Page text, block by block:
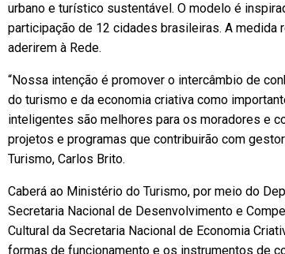
urbano e turístico sustentável. O modelo é
participação de 12 cidades brasileiras. A medida
aderirem à Rede.
“Nossa intenção é promover o intercâmbio de
do turismo e da economia criativa como
inteligentes são melhores para os moradores e
projetos e programas que contribuirão com
Turismo, Carlos Brito.
Caberá ao Ministério do Turismo, por meio do
Secretaria Nacional de Desenvolvimento e
Cultural da Secretaria Nacional de Economia
formas de funcionamento e os instrumentos de